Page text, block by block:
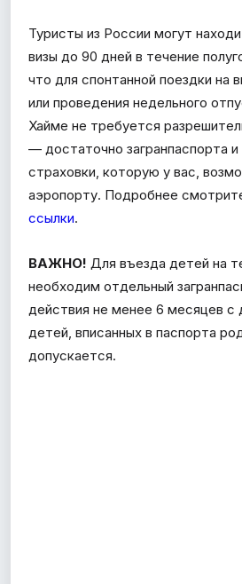
Туристы из России могут
визы до 90 дней в течение
что для спонтанной поездки на
или проведения недельного
Хайме не требуется
— достаточно загранпаспорта
страховки, которую у вас,
аэропорту. Подробнее
ссылки.
ВАЖНО! Для въезда детей на
необходим отдельный
действия не менее 6 месяцев с
детей, вписанных в паспорта
допускается.